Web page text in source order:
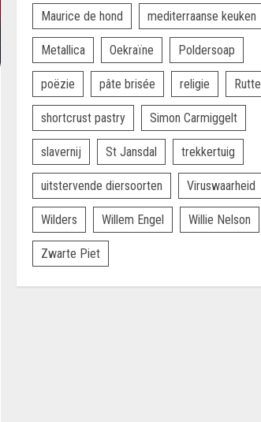
Maurice de hond mediterraanse keuken
Metallica Oekraïne Poldersoap
poëzie pâte brisée religie Rutte
shortcrust pastry Simon Carmiggelt
slavernij St Jansdal trekkertuig
uitstervende diersoorten Viruswaarheid
Wilders Willem Engel Willie Nelson
Zwarte Piet